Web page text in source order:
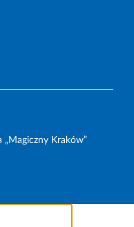
Kraków”